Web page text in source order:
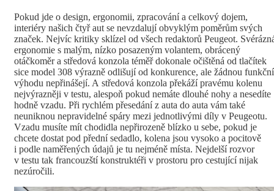
Pokud jde o design, ergonomii, zpracování a celkový dojem,
interiéry našich čtyř aut se nevzdalují obvyklým poměrům svých
značek. Nejvíc kritiky sklízel od všech redaktorů Peugeot.
ergonomie s malým, nízko posazeným volantem, obrácený
otáčkoměr a středová konzola téměř dokonale očištěná od tlačítek
sice model 308 výrazně odlišují od konkurence, ale žádnou funkční
výhodu nepřinášejí. A středová konzola překáží pravému kolenu
nejvýrazněji v testu, alespoň pokud nemáte dlouhé nohy a nesedíte
hodně vzadu. Při rychlém přesedání z auta do auta vám také
neuniknou nepravidelné spáry mezi jednotlivými díly v Peugeotu.
Vzadu musíte mít chodidla nepřirozeně blízko u sebe, pokud je
chcete dostat pod přední sedadlo, kolena jsou vysoko a pocitově
i podle naměřených údajů je tu nejméně místa. Nejdelší rozvor
v testu tak francouzští konstruktéři v prostoru pro cestující nijak
nezúročili.